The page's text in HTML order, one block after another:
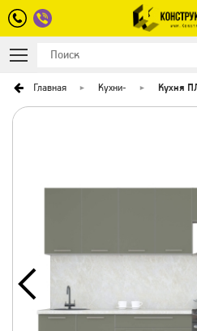
Главная Кухни- Кухня